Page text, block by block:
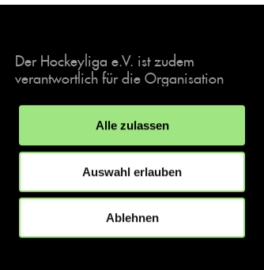
Alle zulassen
Auswahl erlauben
Ablehnen
Der Hockeyliga e.V. ist zudem
verantwortlich für die Organisation
Events, der deutschen Hockey-
Meisterschaften.
DATENSCHUTZERKLÄRUNG
© 2026 hockey.de